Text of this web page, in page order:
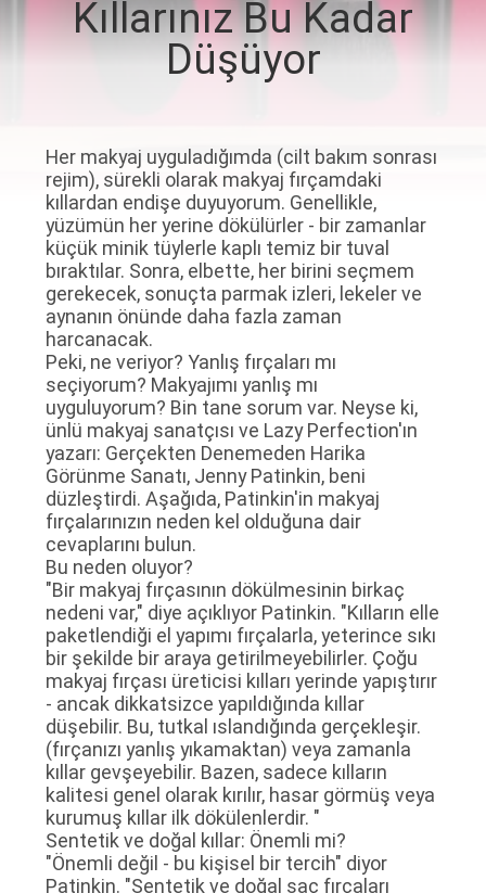
KONTROL
PRIVACY
POLICY
Kıllarınız Bu Kadar
Düşüyor
Her makyaj uyguladığımda (cilt bakım sonrası
rejim), sürekli olarak makyaj fırçamdaki
kıllardan endişe duyuyorum. Genellikle,
yüzümün her yerine dökülürler - bir zamanlar
küçük minik tüylerle kaplı temiz bir tuval
bıraktılar. Sonra, elbette, her birini seçmem
gerekecek, sonuçta parmak izleri, lekeler ve
aynanın önünde daha fazla zaman
harcanacak.
Peki, ne veriyor? Yanlış fırçaları mı
seçiyorum? Makyajımı yanlış mı
uyguluyorum? Bin tane sorum var. Neyse ki,
ünlü makyaj sanatçısı ve Lazy Perfection'ın
yazarı: Gerçekten Denemeden Harika
Görünme Sanatı, Jenny Patinkin, beni
düzleştirdi. Aşağıda, Patinkin'in makyaj
fırçalarınızın neden kel olduğuna dair
cevaplarını bulun.
Bu neden oluyor?
"Bir makyaj fırçasının dökülmesinin birkaç
nedeni var," diye açıklıyor Patinkin. "Kılların elle
paketlendiği el yapımı fırçalarla, yeterince sıkı
bir şekilde bir araya getirilmeyebilirler. Çoğu
makyaj fırçası üreticisi kılları yerinde yapıştırır
- ancak dikkatsizce yapıldığında kıllar
düşebilir. Bu, tutkal ıslandığında gerçekleşir.
(fırçanızı yanlış yıkamaktan) veya zamanla
kıllar gevşeyebilir. Bazen, sadece kılların
kalitesi genel olarak kırılır, hasar görmüş veya
kurumuş kıllar ilk dökülenlerdir. "
Sentetik ve doğal kıllar: Önemli mi?
"Önemli değil - bu kişisel bir tercih" diyor
Patinkin. "Sentetik ve doğal saç fırçaları